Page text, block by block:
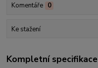
Komentáře 0
Ke stažení
Kompletní specifikace